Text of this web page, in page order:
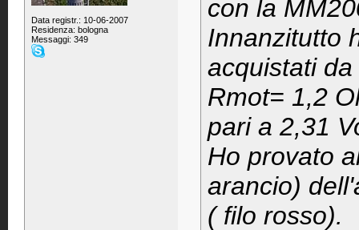
Data registr.: 10-06-2007
Residenza: bologna
Messaggi: 349
con la
Innanzitutto
acquistati
Rmot= 1,2
pari a 2,31
Ho provato
arancio)
( filo rosso).